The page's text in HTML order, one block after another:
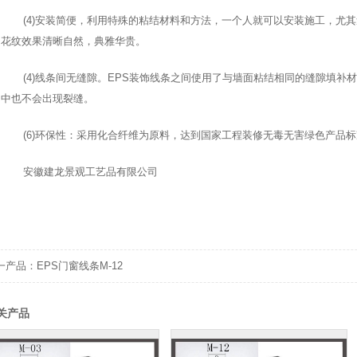
(4)安装简便，利用特殊的粘结材料和方法，一个人就可以安装施工，尤
花纹效果清晰自然，典雅华贵。
(4)线条间无缝隙。 EPS装饰线条之间使用了与墙面粘结相同的缝隙填补
中也不会出现裂缝。
(6)环保性：采用化合纤维为原料，达到国家工程装修无毒无害绿色产品
安徽建龙景观工艺品有限公司
产品： EPS门窗线条M-12
产品